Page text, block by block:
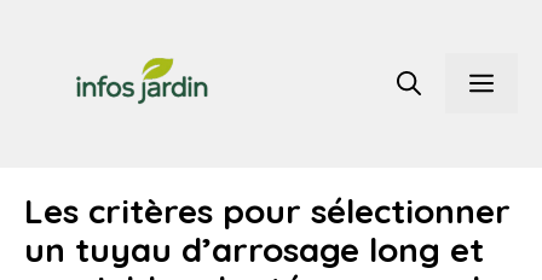
contenu
Les critères pour sélectionner
un tuyau d’arrosage long et